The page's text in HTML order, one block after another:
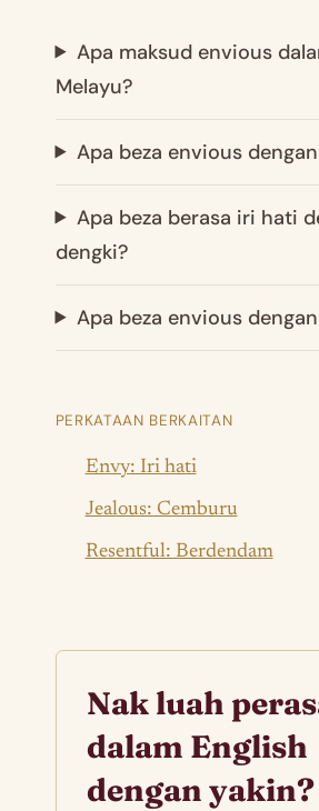
Apa maksud envious
Melayu?
Apa beza envious
Apa beza berasa iri hati
dengki?
Apa beza envious
PERKATAAN BERKAITAN
Envy: Iri hati
Jealous: Cemburu
Resentful: Berdendam
Nak luah
dalam English
dengan yakin?